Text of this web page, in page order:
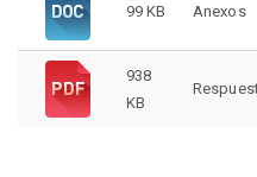
99 KB Anexos
938
KB